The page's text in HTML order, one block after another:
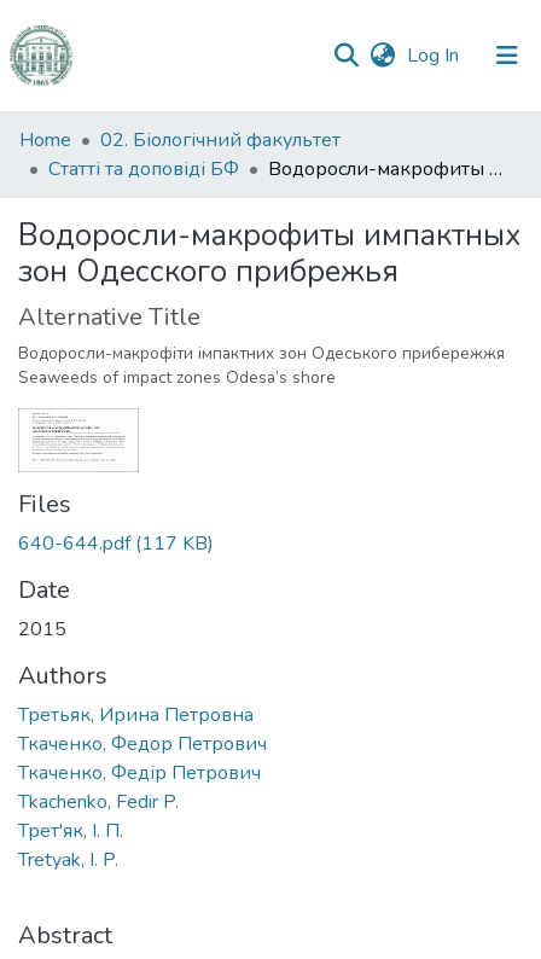
Log In (current)
Communities
&
All of DSpace
Statistics
Home
02. Біологічний факультет
Статті та доповіді БФ
Водоросли-макрофиты импактных зон Одесского прибрежья
Водоросли-макрофиты импактных
зон Одесского прибрежья
Alternative Title
Водоросли-макрофіти імпактних зон Одеського прибережжя
Seaweeds of impact zones Odesa’s shore
Files
640-644.pdf(117 KB)
Date
2015
Authors
Третьяк, Ирина Петровна
Ткаченко, Федор Петрович
Ткаченко, Федір Петрович
Tkachenko, Fedir P.
Трет'як, І. П.
Tretyak, I. P.
Abstract